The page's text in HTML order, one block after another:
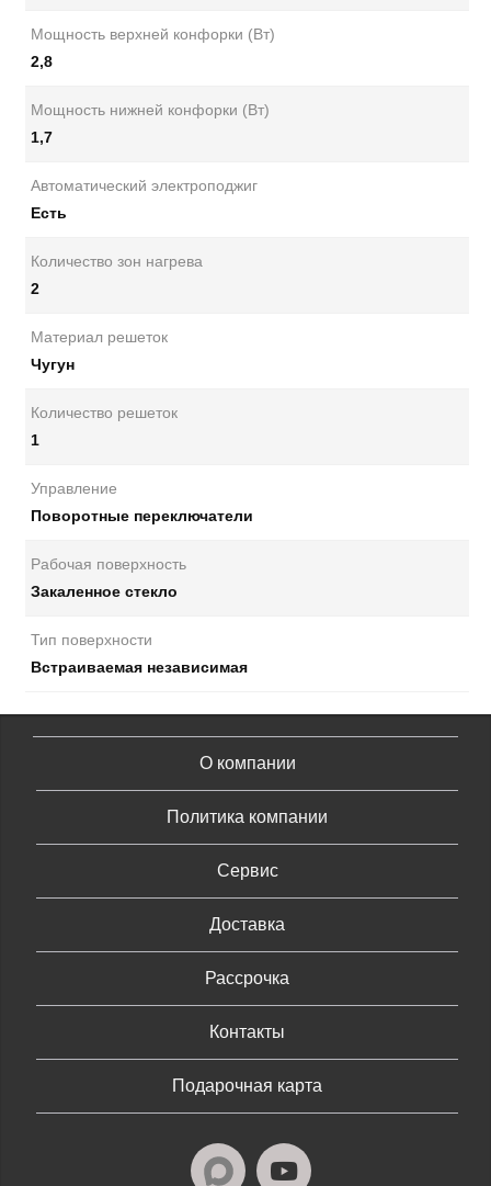
Мощность верхней конфорки (Вт)
2,8
Мощность нижней конфорки (Вт)
1,7
Автоматический электроподжиг
Есть
Количество зон нагрева
2
Материал решеток
Чугун
Количество решеток
1
Управление
Поворотные переключатели
Рабочая поверхность
Закаленное стекло
Тип поверхности
Встраиваемая независимая
О компании
Политика компании
Сервис
Доставка
Рассрочка
Контакты
Подарочная карта